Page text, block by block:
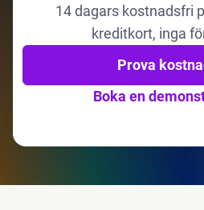
14 dagars kostnadsfri
kreditkort, inga
Prova
Boka en